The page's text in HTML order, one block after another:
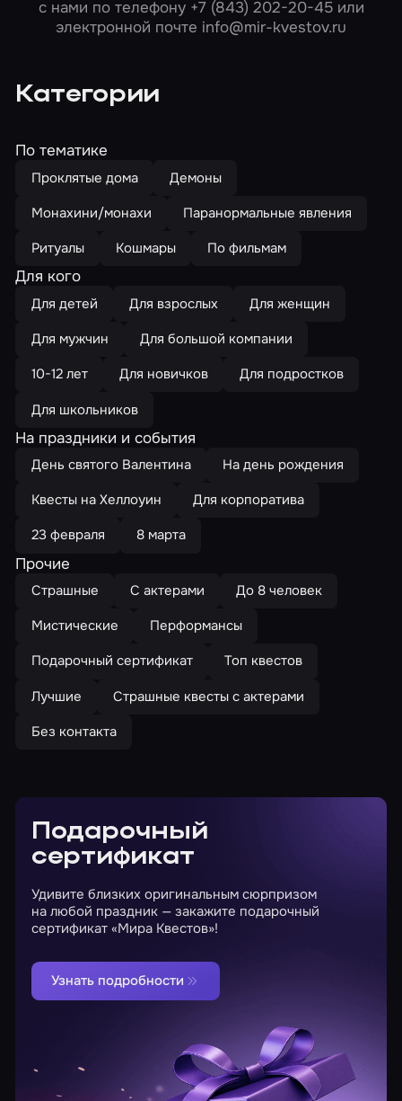
с нами по телефону +7 (843) 202-20-45или
электронной почте info@mir-kvestov.ru
Категории
По тематике
Проклятые дома
Демоны
Монахини/монахи
Паранормальные явления
Ритуалы
Кошмары По фильмам
Для кого
Для детей Для взрослых
Для женщин
Для мужчин
Для большой компании
10-12 лет
Для новичков
Для подростков
Для школьников
На праздники и события
День святого Валентина
На день рождения
Квесты на Хеллоуин
Для корпоратива
23 февраля
8 марта
Прочие
Страшные С актерами
До 8 человек
Мистические
Перформансы
Подарочный сертификат
Топ квестов
Лучшие
Страшные квесты с актерами
Без контакта
Подарочный
сертификат
Удивите близких оригинальным сюрпризом
на любой праздник — закажите подарочный
сертификат «Мира Квестов»!
Узнать подробности